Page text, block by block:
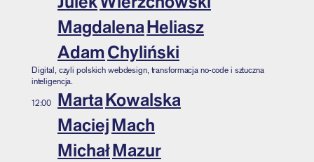
MagdalenaHeliasz
Adam Chyliński
Digital, czyli polskich webdesign, transformacja no-code i sztuczna
inteligencja.
12:00 MartaKowalska
MaciejMach
MichałMazur